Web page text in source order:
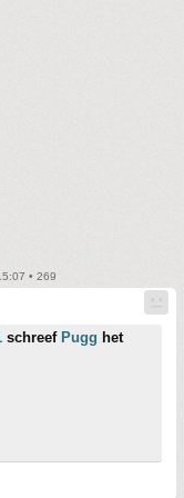
• 269
schreef Pugg het